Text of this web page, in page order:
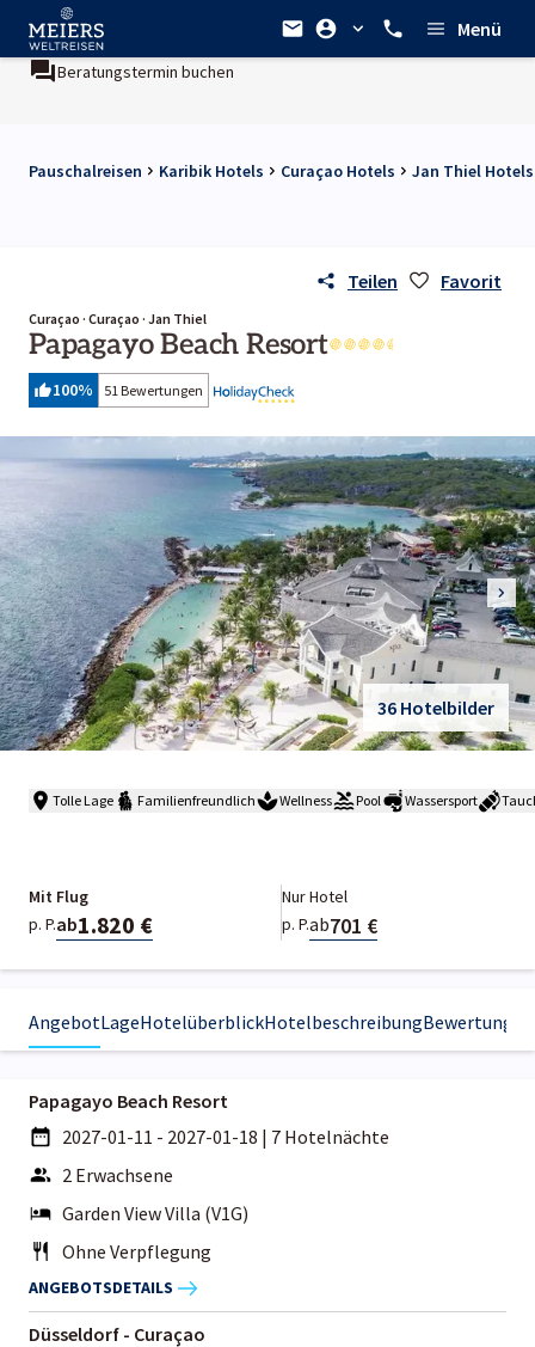
Menü
buchen Ein Unternehmen der
Pauschalreisen Karibik Hotels Curaçao Hotels Jan Thiel Hotels
Teilen Favorit
Curaçao · Curaçao · Jan Thiel
Papagayo Beach Resort
100% 51 Bewertungen
36 Hotelbilder
Tolle Lage Familienfreundlich Wellness Pool Wassersport
Mit Flug
p. P.ab1.820 €
Nur Hotel
p. P.ab701 €
AngebotLageHotelüberblickHotelbeschreibungBewertungen
Papagayo Beach Resort
2027-01-11 - 2027-01-18 | 7 Hotelnächte
2 Erwachsene
Garden View Villa (V1G)
Ohne Verpflegung
ANGEBOTSDETAILS
Düsseldorf - Curaçao